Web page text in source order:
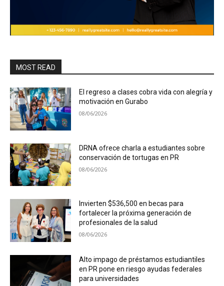
MOST READ
El regreso a clases cobra vida con alegría y
motivación en Gurabo
08/06/2026
DRNA ofrece charla a estudiantes sobre
conservación de tortugas en PR
08/06/2026
Invierten $536,500 en becas para
fortalecer la próxima generación de
profesionales de la salud
08/06/2026
Alto impago de préstamos estudiantiles
en PR pone en riesgo ayudas federales
para universidades